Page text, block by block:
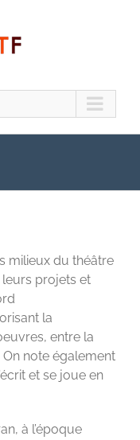
milieux du théâtre
projets et
la
entre la
note également
et se joue en
à l’époque